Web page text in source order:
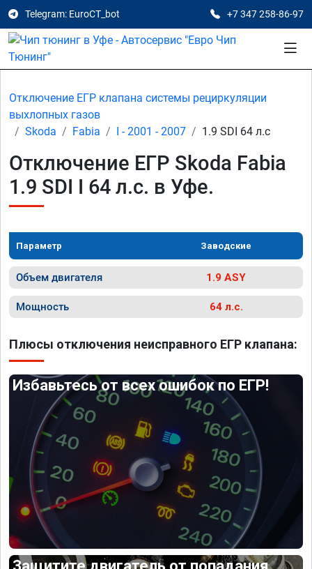
Telegram: EuroCT_bot +7 347 258-86-97
Отключение ЕГР клапана системы рециркуляции
выхлопных газов
Skoda
Fabia I - 2001 - 2007 1.9 SDI 64 л.с
Отключение ЕГР Skoda Fabia
1.9 SDI I 64 л.с. в Уфе.
Параметр Заводские
Объем двигателя 1.9 ASY
Мощность 64 л.с.
Плюсы отключения неисправного ЕГР клапана:
Избавьтесь от всех ошибок по ЕГР!